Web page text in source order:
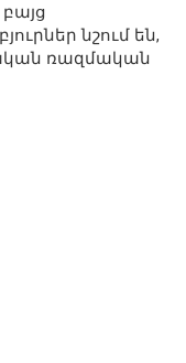
նշում են,
ռազմական